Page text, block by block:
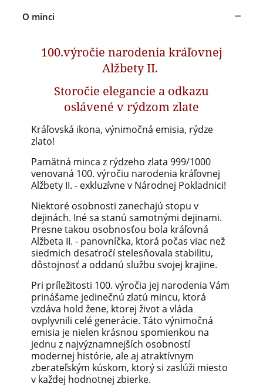
O minci
100.výročie narodenia kráľovnej
Alžbety II.
Storočie elegancie a odkazu
oslávené v rýdzom zlate
Kráľovská ikona, výnimočná emisia, rýdze
zlato!
Pamätná minca z rýdzeho zlata 999/1000
venovaná 100. výročiu narodenia kráľovnej
Alžbety II. - exkluzívne v Národnej Pokladnici!
Niektoré osobnosti zanechajú stopu v
dejinách. Iné sa stanú samotnými dejinami.
Presne takou osobnosťou bola kráľovná
Alžbeta II. - panovníčka, ktorá počas viac než
siedmich desaťročí stelesňovala stabilitu,
dôstojnosť a oddanú službu svojej krajine.
Pri príležitosti 100. výročia jej narodenia Vám
prinášame jedinečnú zlatú mincu, ktorá
vzdáva hold žene, ktorej život a vláda
ovplyvnili celé generácie. Táto výnimočná
emisia je nielen krásnou spomienkou na
jednu z najvýznamnejších osobností
modernej histórie, ale aj atraktívnym
zberateľským kúskom, ktorý si zaslúži miesto
v každej hodnotnej zbierke.